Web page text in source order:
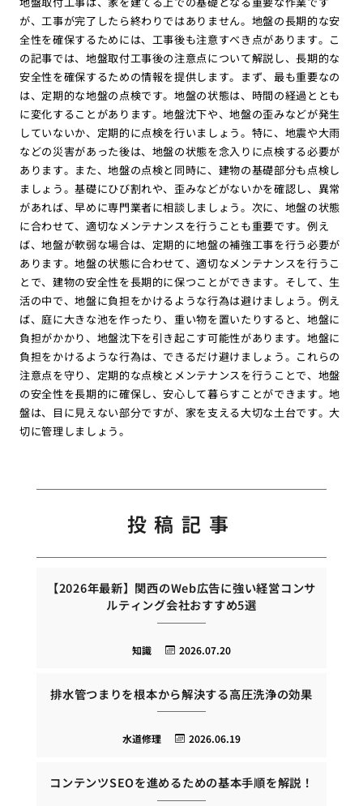
が、工事が完了したら終わりではありません。地盤の長期的な安
全性を確保するためには、工事後も注意すべき点があります。こ
の記事では、地盤取付工事後の注意点について解説し、長期的な
安全性を確保するための情報を提供します。まず、最も重要なの
は、定期的な地盤の点検です。地盤の状態は、時間の経過ととも
に変化することがあります。地盤沈下や、地盤の歪みなどが発生
していないか、定期的に点検を行いましょう。特に、地震や大雨
などの災害があった後は、地盤の状態を念入りに点検する必要が
あります。また、地盤の点検と同時に、建物の基礎部分も点検し
ましょう。基礎にひび割れや、歪みなどがないかを確認し、異常
があれば、早めに専門業者に相談しましょう。次に、地盤の状態
に合わせて、適切なメンテナンスを行うことも重要です。例え
ば、地盤が軟弱な場合は、定期的に地盤の補強工事を行う必要が
あります。地盤の状態に合わせて、適切なメンテナンスを行うこ
とで、建物の安全性を長期的に保つことができます。そして、生
活の中で、地盤に負担をかけるような行為は避けましょう。例え
ば、庭に大きな池を作ったり、重い物を置いたりすると、地盤に
負担がかかり、地盤沈下を引き起こす可能性があります。地盤に
負担をかけるような行為は、できるだけ避けましょう。これらの
注意点を守り、定期的な点検とメンテナンスを行うことで、地盤
の安全性を長期的に確保し、安心して暮らすことができます。地
盤は、目に見えない部分ですが、家を支える大切な土台です。大
切に管理しましょう。
投稿記事
【2026年最新】関西のWeb広告に強い経営コンサ
ルティング会社おすすめ5選
2026.07.20
知識
排水管つまりを根本から解決する高圧洗浄の効果
2026.06.19
水道修理
コンテンツSEOを進めるための基本手順を解説！